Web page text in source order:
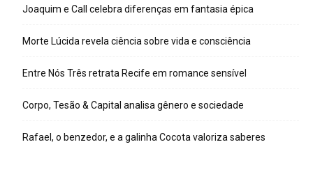
Joaquim e Call celebra diferenças em fantasia épica
Morte Lúcida revela ciência sobre vida e consciência
Entre Nós Três retrata Recife em romance sensível
Corpo, Tesão & Capital analisa gênero e sociedade
Rafael, o benzedor, e a galinha Cocota valoriza saberes